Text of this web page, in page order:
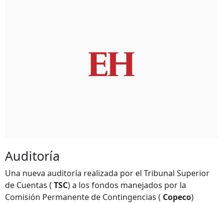
Auditoría
Una nueva auditoría realizada por el Tribunal Superior
de Cuentas ( TSC) a los fondos manejados por la
Comisión Permanente de Contingencias ( Copeco)